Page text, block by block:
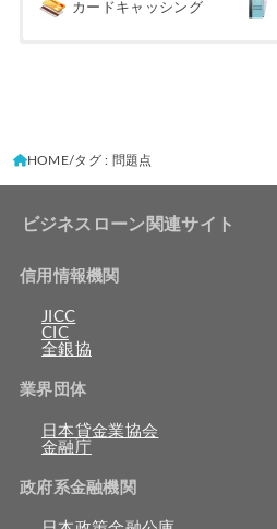
カードキャッシング
HOME タグ : 問題点
ビジネスローン関連サイト
信用情報機関
JICC
CIC
全銀協
業界団体
日本貸金業協会
金融庁
政府系金融機関